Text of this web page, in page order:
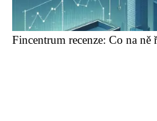
Fincentrum recenze: Co na